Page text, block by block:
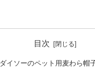
目次
ダイソーのペット用麦わら帽